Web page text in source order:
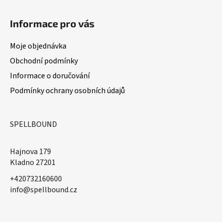
Informace pro vás
Moje objednávka
Obchodní podmínky
Informace o doručování
Podmínky ochrany osobních údajů
SPELLBOUND
Hajnova 179
Kladno 27201
+420732160600
​info@spellbound.cz